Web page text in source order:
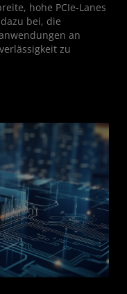
hohe PCIe-Lanes
bei, die
an
zu